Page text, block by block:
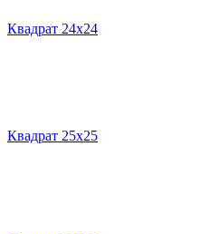
Квадрат 24х24
Квадрат 25х25